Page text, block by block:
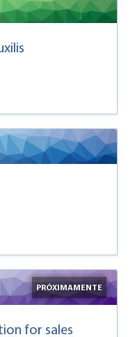
PRÓXIMAMENTE
for sales